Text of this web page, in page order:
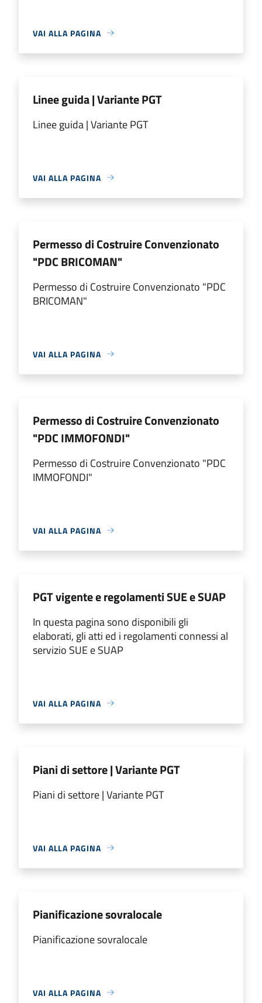
VAI ALLA PAGINA
Linee guida | Variante PGT
Linee guida | Variante PGT
VAI ALLA PAGINA
Permesso di Costruire Convenzionato
"PDC BRICOMAN"
Permesso di Costruire Convenzionato "PDC
BRICOMAN"
VAI ALLA PAGINA
Permesso di Costruire Convenzionato
"PDC IMMOFONDI"
Permesso di Costruire Convenzionato "PDC
IMMOFONDI"
VAI ALLA PAGINA
PGT vigente e regolamenti SUE e SUAP
In questa pagina sono disponibili gli
elaborati, gli atti ed i regolamenti connessi al
servizio SUE e SUAP
VAI ALLA PAGINA
Piani di settore | Variante PGT
Piani di settore | Variante PGT
VAI ALLA PAGINA
Pianificazione sovralocale
Pianificazione sovralocale
VAI ALLA PAGINA